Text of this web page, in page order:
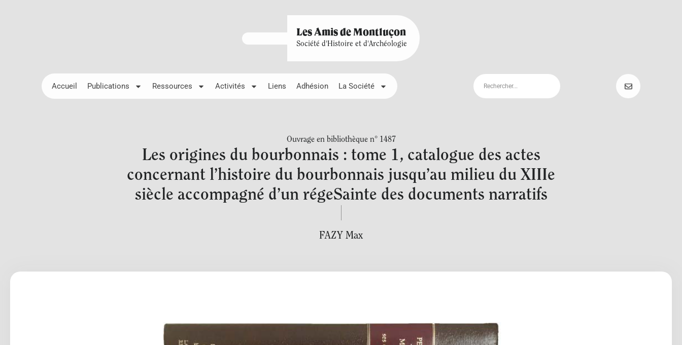
Les Amis de Montluçon
Société d'Histoire et d'Archéologie
Accueil Publications Ressources Activités Liens Adhésion La Société
Ouvrage en bibliothèque n° 1487
Les origines du bourbonnais : tome 1, catalogue des actes
concernant l’histoire du bourbonnais jusqu’au milieu du XIIIe
siècle accompagné d’un régeSainte des documents narratifs
FAZY Max